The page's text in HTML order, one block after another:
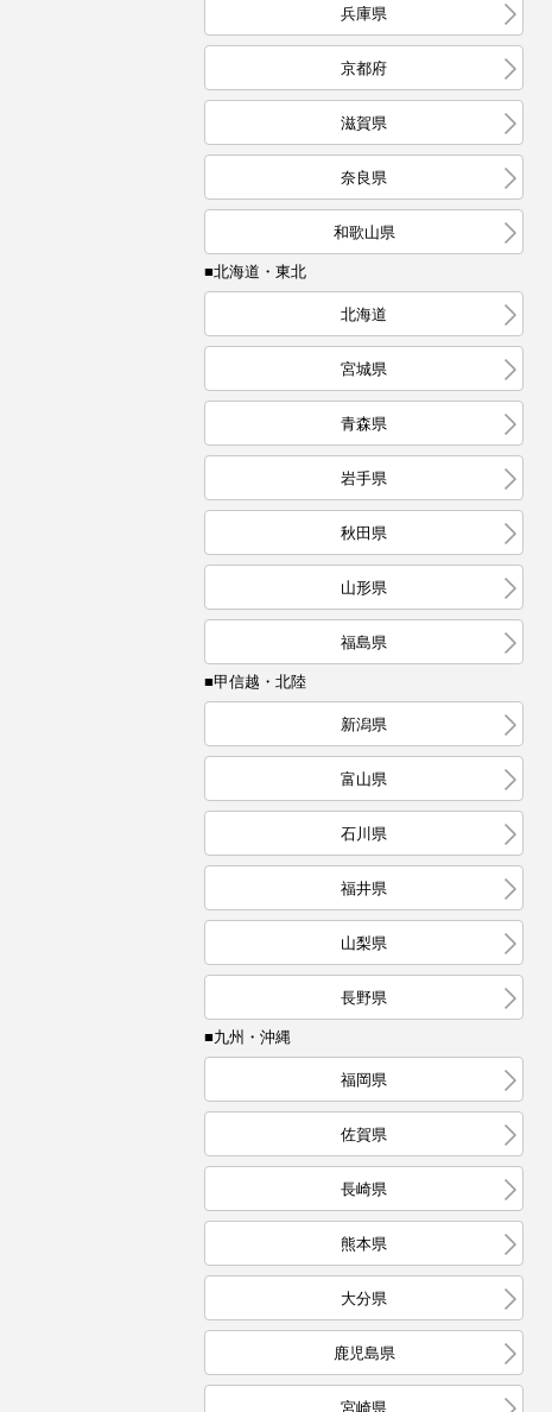
兵庫県
京都府
滋賀県
奈良県
和歌山県
■北海道・東北
北海道
宮城県
青森県
岩手県
秋田県
山形県
福島県
■甲信越・北陸
新潟県
富山県
石川県
福井県
山梨県
長野県
■九州・沖縄
福岡県
佐賀県
長崎県
熊本県
大分県
鹿児島県
宮崎県